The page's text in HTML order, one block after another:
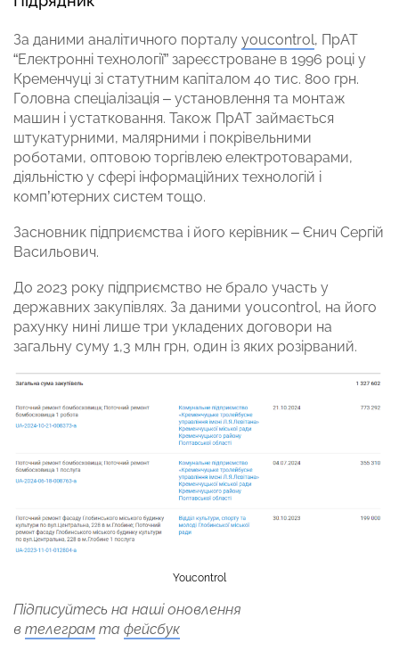
За даними аналітичного порталу youcontrol, ПрАТ
“Електронні технології” зареєстроване в 1996 році у
Кременчуці зі статутним капіталом 40 тис. 800 грн.
Головна спеціалізація – установлення та монтаж
машин і устатковання. Також ПрАТ займається
штукатурними, малярними і покрівельними
роботами, оптовою торгівлею електротоварами,
діяльністю у сфері інформаційних технологій і
комп’ютерних систем тощо.
Засновник підприємства і його керівник – Єнич Сергій
Васильович.
До 2023 року підприємство не брало участь у
державних закупівлях. За даними youcontrol, на його
рахунку нині лише три укладених договори на
загальну суму 1,3 млн грн, один із яких розірваний.
Youcontrol
Підписуйтесь на наші оновлення
в телеграм та фейсбук